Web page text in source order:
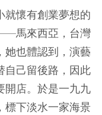
就懷有創業夢想的
馬來西亞，台灣
她也體認到，演藝
自己留後路，因此
開店。於是一九九
標下淡水一家海景